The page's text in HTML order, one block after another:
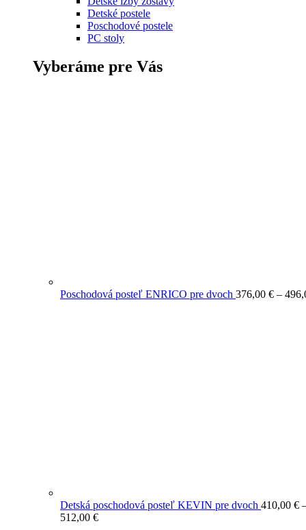
Detské postele
Poschodové postele
PC stoly
Vyberáme pre Vás
Poschodová posteľ ENRICO pre dvoch 376,00 € –
Detská poschodová posteľ KEVIN pre dvoch 410,00 €
512,00 €Price